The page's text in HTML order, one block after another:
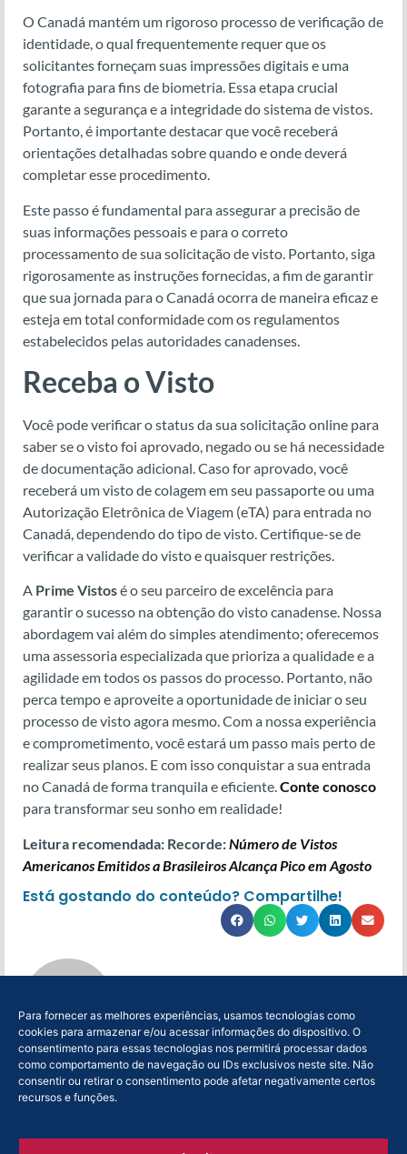
Para fornecer as melhores experiências, usamos tecnologias como
cookies para armazenar e/ou acessar informações do dispositivo. O
consentimento para essas tecnologias nos permitirá processar dados
como comportamento de navegação ou IDs exclusivos neste site. Não
consentir ou retirar o consentimento pode afetar negativamente certos
recursos e funções.
O Canadá mantém um rigoroso processo de verificação de
identidade, o qual frequentemente requer que os
solicitantes forneçam suas impressões digitais e uma
fotografia para fins de biometria. Essa etapa crucial
garante a segurança e a integridade do sistema de vistos.
Portanto, é importante destacar que você receberá
orientações detalhadas sobre quando e onde deverá
completar esse procedimento.
Este passo é fundamental para assegurar a precisão de
suas informações pessoais e para o correto
processamento de sua solicitação de visto. Portanto, siga
rigorosamente as instruções fornecidas, a fim de garantir
que sua jornada para o Canadá ocorra de maneira eficaz e
esteja em total conformidade com os regulamentos
estabelecidos pelas autoridades canadenses.
Receba o Visto
Você pode verificar o status da sua solicitação online para
saber se o visto foi aprovado, negado ou se há necessidade
de documentação adicional. Caso for aprovado, você
receberá um visto de colagem em seu passaporte ou uma
Autorização Eletrônica de Viagem (eTA) para entrada no
Canadá, dependendo do tipo de visto. Certifique-se de
verificar a validade do visto e quaisquer restrições.
A Prime Vistosé o seu parceiro de excelência para
garantir o sucesso na obtenção do visto canadense. Nossa
abordagem vai além do simples atendimento; oferecemos
uma assessoria especializada que prioriza a qualidade e a
agilidade em todos os passos do processo. Portanto, não
perca tempo e aproveite a oportunidade de iniciar o seu
processo de visto agora mesmo. Com a nossa experiência
e comprometimento, você estará um passo mais perto de
realizar seus planos. E com isso conquistar a sua entrada
no Canadá de forma tranquila e eficiente.Conte conosco
para transformar seu sonho em realidade!
Leitura recomendada: Recorde:Número de Vistos
Americanos Emitidos a Brasileiros Alcança Pico em Agosto
Está gostando do conteúdo? Compartilhe!